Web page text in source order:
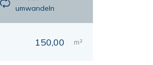
umwandeln
150,00 m²